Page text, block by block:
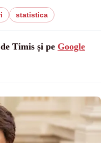
statistica
Timis și pe Google